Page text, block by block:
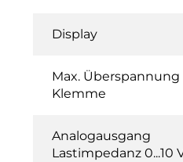
Display
Max. Überspannung
Klemme
Analogausgang
Lastimpedanz 0...10